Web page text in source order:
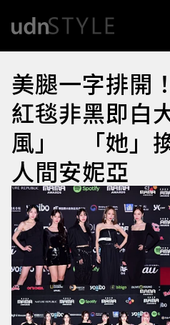
美腿一字排開
紅毯非黑即白
風」 「她」
人間安妮亞